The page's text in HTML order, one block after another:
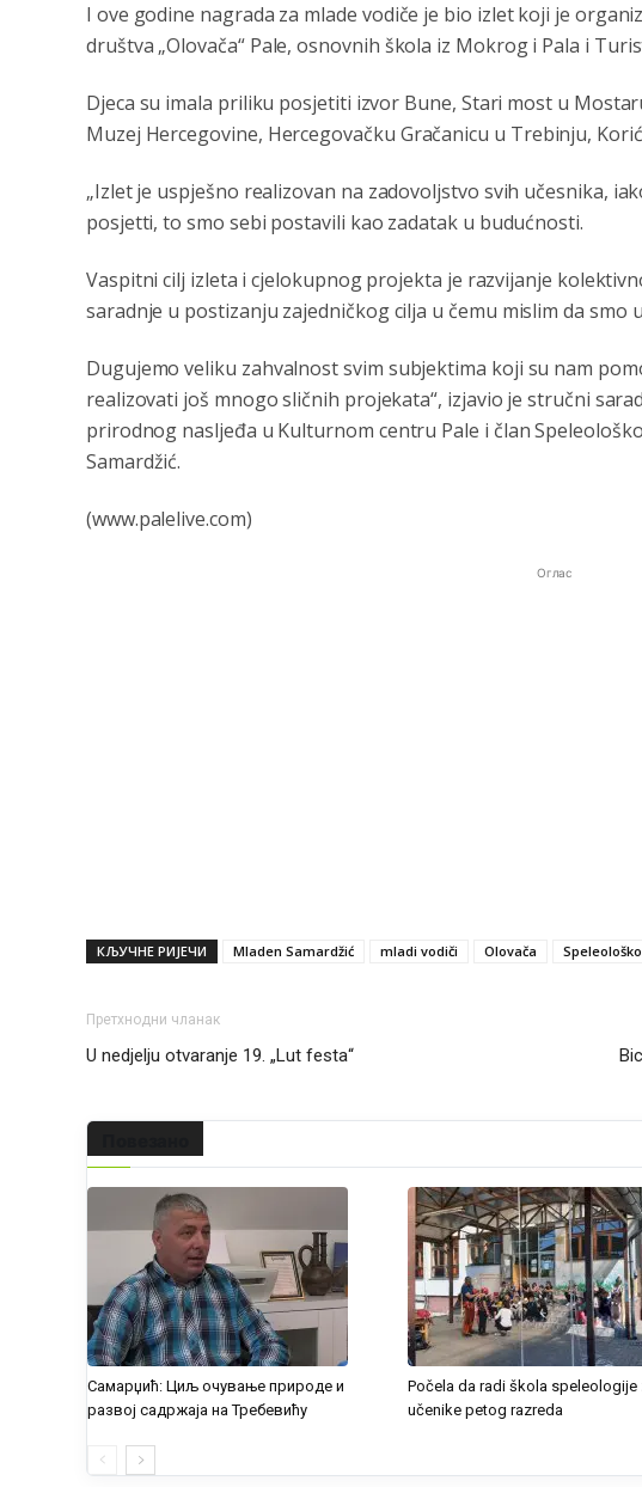
I ove godine nagrada za mlade vodiče je bio izlet koji je
društva „Olovača“ Pale, osnovnih škola iz Mokrog i Pala i
Djeca su imala priliku posjetiti izvor Bune, Stari most u
Muzej Hercegovine, Hercegovačku Gračanicu u Trebinju,
„Izlet je uspješno realizovan na zadovoljstvo svih učesnika,
posjetti, to smo sebi postavili kao zadatak u budućnosti.
Vaspitni cilj izlеta i cjеlokupnog projеkta jе razvijanjе
saradnjе u postizanju zajеdničkog cilja u čemu mislim da smo
Dugujemo veliku zahvalnost svim subjektima koji su nam
realizovati još mnogo sličnih projekata“, izjavio je stručni
prirodnog nasljeđa u Kulturnom centru Pale i član
Samardžić.
(www.palelive.com)
Оглас
КЉУЧНЕ РИЈЕЧИ Mladen Samardžić mladi vodiči Olovača
Претхнодни чланак
U nedjelju otvaranje 19. „Lut festa“
Самарџић: Циљ очување природе и
развој садржаја на Требевићу
Počela da radi škola speleologije
učenike petog razreda